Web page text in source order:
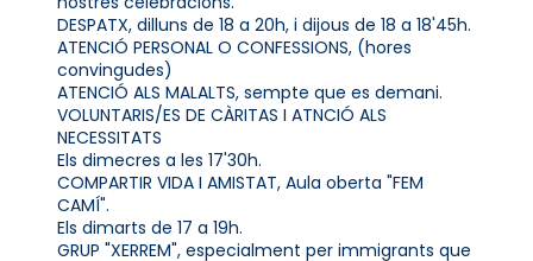
DESPATX, dilluns de 18 a 20h, i dijous de 18 a 18'45h.
ATENCIÓ PERSONAL O CONFESSIONS, (hores
convingudes)
ATENCIÓ ALS MALALTS, sempte que es demani.
VOLUNTARIS/ES DE CÀRITAS I ATNCIÓ ALS
NECESSITATS
Els dimecres a les 17'30h.
COMPARTIR VIDA I AMISTAT, Aula oberta "FEM
CAMÍ".
Els dimarts de 17 a 19h.
GRUP "XERREM", especialment per immigrants que